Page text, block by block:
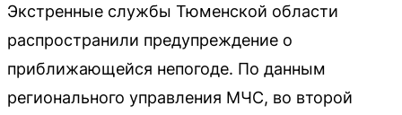
Экстренные службы Тюменской области
распространили предупреждение о
приближающейся непогоде. По данным
регионального управления МЧС, во второй